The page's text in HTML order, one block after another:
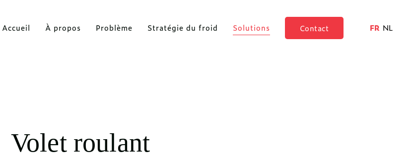
Accueil À propos Problème Stratégie du froid Solutions Contact FR NL
Volet roulant